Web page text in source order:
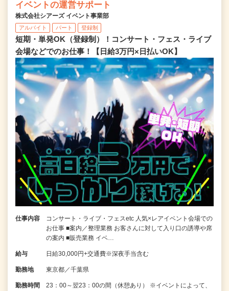
イベントの運営サポート
株式会社シアーズ イベント事業部
アルバイト パート 登録制
短期・単発OK（登録制）！コンサート・フェス・ライブ
会場などでのお仕事！【日給3万円×日払いOK】
仕事内容
コンサート・ライブ・フェスetc 人気×レアイベント会場での
お仕事 ■案内／整理業務 お客さんに対して入り口の誘導や席
の案内 ■販売業務 イベ…
給与 日給30,000円+交通費※深夜手当含む
勤務地 東京都／千葉県
勤務時間
23：00～翌23：00の間（休憩あり） ※イベントによって、